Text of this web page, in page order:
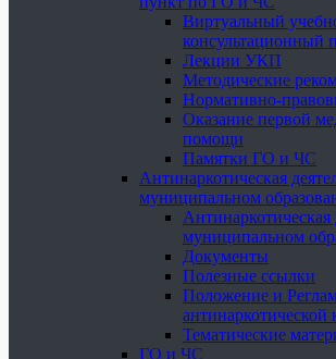
Виртуальный
консультационный
Лекции УКП
Методические
Нормативно-
Оказание первой
помощи
Памятки ГО и ЧС
Антинаркотическая
муниципальном
Антинаркотическая
муниципальном
Документы
Полезные ссылки
Положение и
антинаркотической
Тематические
ГО и ЧС